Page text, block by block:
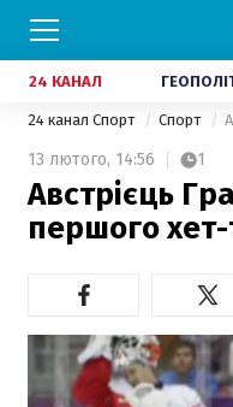
24 КАНАЛ
24 канал Спорт Спорт
13 лютого, 14:56 1
Австрієць
першого хет-